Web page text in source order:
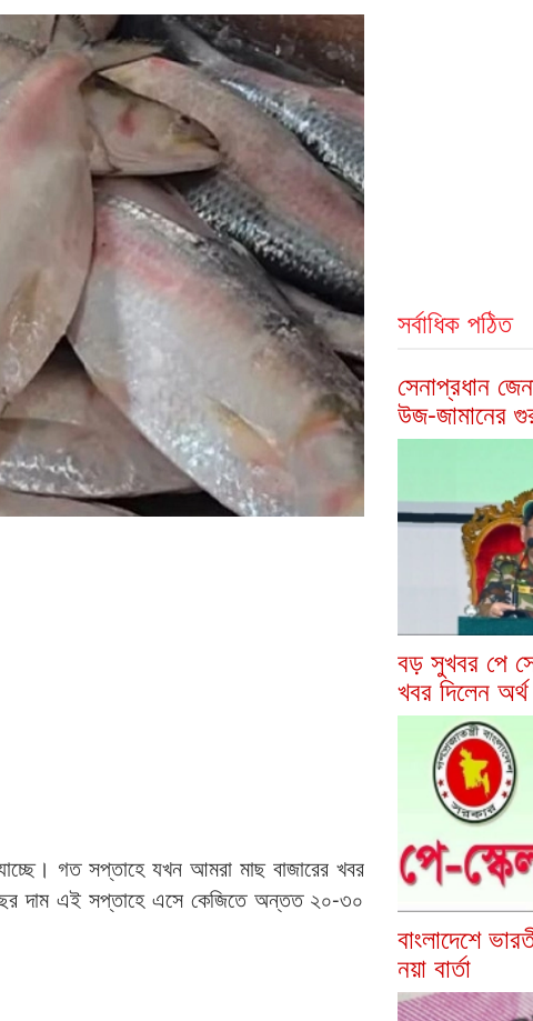
গত সপ্তাহে যখন আমরা মাছ বাজারের খবর
দাম এই সপ্তাহে এসে কেজিতে অন্তত ২০-৩০
সর্বাধিক পঠিত
সেনাপ্রধান
উজ-জামানের
বড় সুখবর পে
খবর দিলেন অর্থ
বাংলাদেশে
নয়া বার্তা